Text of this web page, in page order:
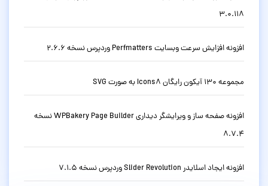
3.0.118
افزونه افزایش سرعت وبسایت Perfmatters وردپرس نسخه 2.6.6
مجموعه 130 آیکون رایگان Icons8 به صورت SVG
افزونه صفحه ساز و ویرایشگر دیداری WPBakery Page Builder نسخه
8.7.4
افزونه ایجاد اسلایدر Slider Revolution وردپرس نسخه 7.1.5